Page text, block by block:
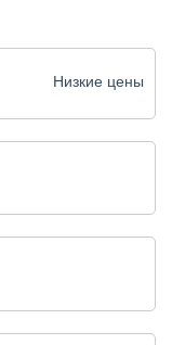
Низкие цены